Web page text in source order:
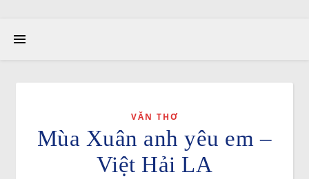
VĂN THƠ
Mùa Xuân anh yêu em –
Việt Hải LA